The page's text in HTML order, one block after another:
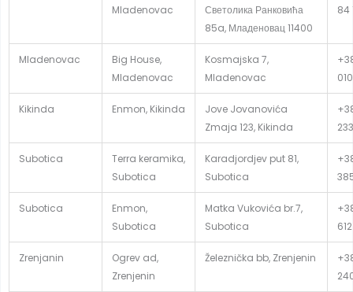
Mladenovac
Светолика Ранковића
85a, Младеновац 11400
84
Mladenovac
Big House,
Mladenovac
Kosmajska 7,
Mladenovac
010
Kikinda Enmon, Kikinda
Jove Jovanovića
Zmaja 123, Kikinda
233
Subotica
Terra keramika,
Subotica
Karadjordjev put 81,
Subotica
Subotica
Enmon,
Subotica
Matka Vukovića br.7,
Subotica
612
Zrenjanin
Ogrev ad,
Zrenjenin
Železnička bb, Zrenjenin